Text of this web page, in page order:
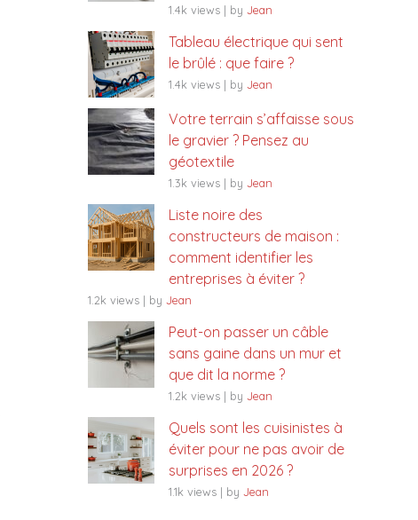
1.4k views | by Jean
Tableau électrique qui sent
le brûlé : que faire ?
1.4k views | by Jean
Votre terrain s’affaisse sous
le gravier ? Pensez au
géotextile
1.3k views | by Jean
Liste noire des
constructeurs de maison :
comment identifier les
entreprises à éviter ?
1.2k views | by Jean
Peut-on passer un câble
sans gaine dans un mur et
que dit la norme ?
1.2k views | by Jean
Quels sont les cuisinistes à
éviter pour ne pas avoir de
surprises en 2026 ?
1.1k views | by Jean